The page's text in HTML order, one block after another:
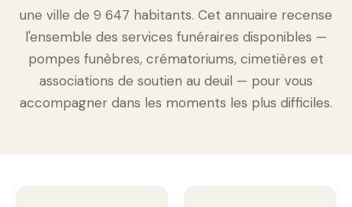
une ville de 9 647 habitants. Cet annuaire recense
l'ensemble des services funéraires disponibles —
pompes funèbres, crématoriums, cimetières et
associations de soutien au deuil — pour vous
accompagner dans les moments les plus difficiles.